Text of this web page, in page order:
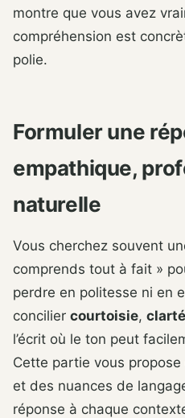
montre que vous avez
compréhension est
polie.
Formuler une
empathique,
naturelle
Vous cherchez souvent
comprends tout à fait »
perdre en politesse ni en
concilier courtoisie, clarté
l’écrit où le ton peut
Cette partie vous
et des nuances de
réponse à chaque